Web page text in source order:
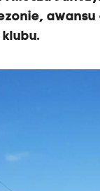
awansu